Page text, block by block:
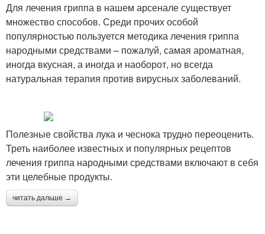
Для лечения гриппа в нашем арсенале существует
множество способов. Среди прочих особой
популярностью пользуется методика лечения гриппа
народными средствами – пожалуй, самая ароматная,
иногда вкусная, а иногда и наоборот, но всегда
натуральная терапия против вирусных заболеваний.
Полезные свойства лука и чеснока трудно переоценить.
Треть наиболее известных и популярных рецептов
лечения гриппа народными средствами включают в себя
эти целебные продукты.
читать дальше →